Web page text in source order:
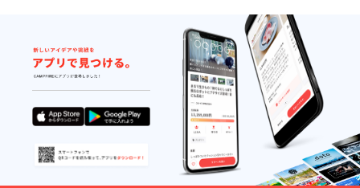
望者は
ヒーリ
ングと
リー
ディン
グ)⇒
ジョム
ソン１
泊⇒
ジョム
ソン～
カトマ
ンズ１
泊⇒カ